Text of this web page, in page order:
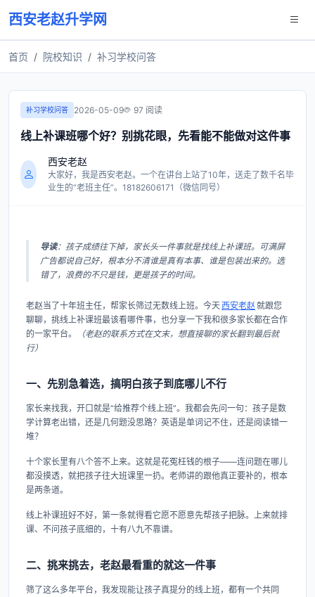
西安老赵升学网
首页 院校知识 补习学校问答
补习学校问答 2026-05-09 97 阅读
线上补课班哪个好？别挑花眼，先看能不能做对这件事
西安老赵
大家好，我是西安老赵。一个在讲台上站了10年，送走了数千名毕
业生的“老班主任”。18182606171（微信同号）
导读：孩子成绩往下掉，家长头一件事就是找线上补课班。可满屏
广告都说自己好，根本分不清谁是真有本事、谁是包装出来的。选
错了，浪费的不只是钱，更是孩子的时间。
老赵当了十年班主任，帮家长筛过无数线上班。今天西安老赵 就跟您
聊聊，挑线上补课班最该看哪件事，也分享一下我和很多家长都在合作
的一家平台。
（老赵的联系方式在文末，想直接聊的家长翻到最后就
行）
一、先别急着选，搞明白孩子到底哪儿不行
家长来找我，开口就是“给推荐个线上班”。我都会先问一句：孩子是数
学计算老出错，还是几何题没思路？英语是单词记不住，还是阅读错一
堆？
十个家长里有八个答不上来。这就是花冤枉钱的根子——连问题在哪儿
都没摸透，就把孩子往大班课里一扔。老师讲的跟他真正要补的，根本
是两条道。
线上补课班好不好，第一条就得看它愿不愿意先帮孩子把脉。上来就排
课、不问孩子底细的，十有八九不靠谱。
二、挑来挑去，老赵最看重的就这一件事
筛了这么多年平台，我发现能让孩子真提分的线上班，都有一个共同